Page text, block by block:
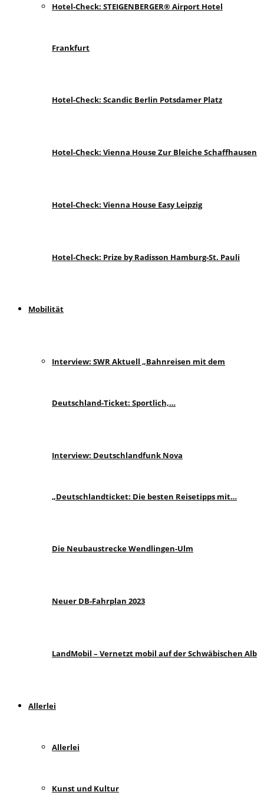
Hotel-Check: STEIGENBERGER® Airport Hotel
Frankfurt
Hotel-Check: Scandic Berlin Potsdamer Platz
Hotel-Check: Vienna House Zur Bleiche Schaffhausen
Hotel-Check: Vienna House Easy Leipzig
Hotel-Check: Prize by Radisson Hamburg-St. Pauli
Mobilität
Interview: SWR Aktuell „Bahnreisen mit dem
Deutschland-Ticket: Sportlich,…
Interview: Deutschlandfunk Nova
„Deutschlandticket: Die besten Reisetipps mit…
Die Neubaustrecke Wendlingen-Ulm
Neuer DB-Fahrplan 2023
LandMobil – Vernetzt mobil auf der Schwäbischen Alb
Allerlei
Allerlei
Kunst und Kultur